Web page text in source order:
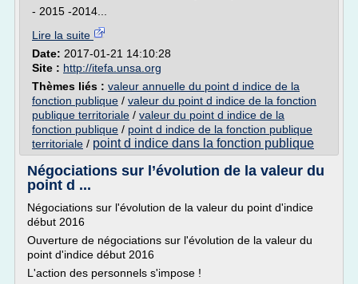
- 2015 -2014...
Lire la suite
Date: 2017-01-21 14:10:28
Site : http://itefa.unsa.org
Thèmes liés : valeur annuelle du point d indice de la
fonction publique / valeur du point d indice de la fonction
publique territoriale / valeur du point d indice de la
fonction publique / point d indice de la fonction publique
territoriale / point d indice dans la fonction publique
Négociations sur l’évolution de la valeur du
point d ...
Négociations sur l'évolution de la valeur du point d'indice
début 2016
Ouverture de négociations sur l'évolution de la valeur du
point d'indice début 2016
L'action des personnels s'impose !